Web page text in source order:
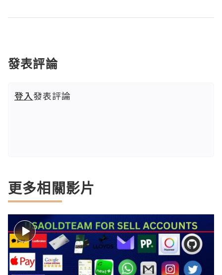
發表評論
登入發表評論
更多相關影片